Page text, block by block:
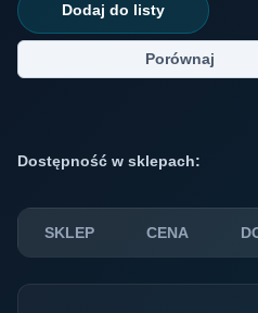
Dodaj do listy
Porównaj
Dostępność w sklepach:
SKLEP CENA